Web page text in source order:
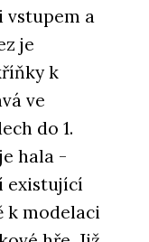
vstupem a
je
k
ve
do 1.
hala -
existující
k modelaci